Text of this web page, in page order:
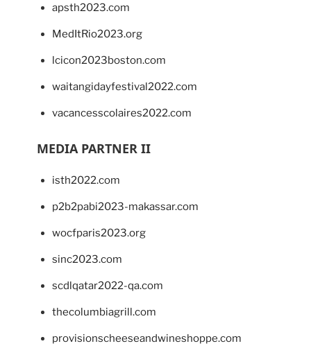
apsth2023.com
MedItRio2023.org
lcicon2023boston.com
waitangidayfestival2022.com
vacancesscolaires2022.com
MEDIA PARTNER II
isth2022.com
p2b2pabi2023-makassar.com
wocfparis2023.org
sinc2023.com
scdlqatar2022-qa.com
thecolumbiagrill.com
provisionscheeseandwineshoppe.com